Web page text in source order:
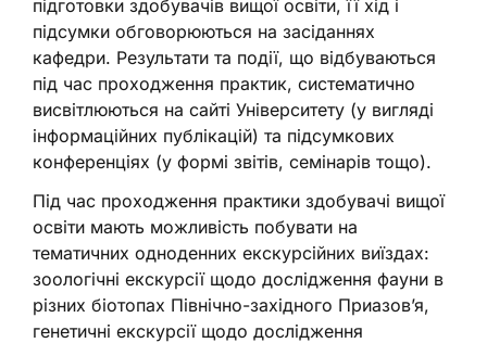
підготовки здобувачів вищої освіти, її хід і
підсумки обговорюються на засіданнях
кафедри. Результати та події, що відбуваються
під час проходження практик, систематично
висвітлюються на сайті Університету (у вигляді
інформаційних публікацій) та підсумкових
конференціях (у формі звітів, семінарів тощо).
Під час проходження практики здобувачі вищої
освіти мають можливість побувати на
тематичних одноденних екскурсійних виїздах:
зоологічні екскурсії щодо дослідження фауни в
різних біотопах Північно-західного Приазов’я,
генетичні екскурсії щодо дослідження